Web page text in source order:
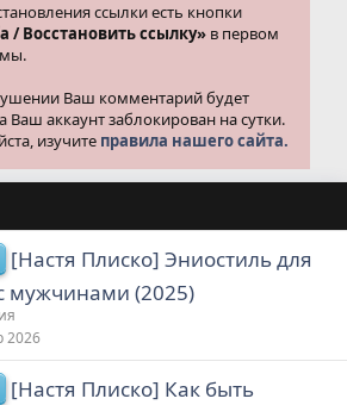
ссылки есть кнопки
/ Восстановить ссылку» в первом
Ваш комментарий будет
Ваш аккаунт заблокирован на сутки.
изучите правила нашего сайта.
[Настя Плиско] Эниостиль для
мужчинами (2025)
2026
[Настя Плиско] Как быть